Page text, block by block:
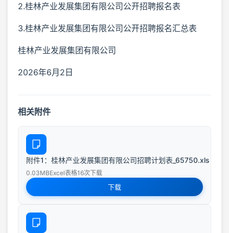
2.桂林产业发展集团有限公司公开招聘报名表
3.桂林产业发展集团有限公司公开招聘报名汇总表
桂林产业发展集团有限公司
2026年6月2日
相关附件
附件1：桂林产业发展集团有限公司招聘计划表_65750.xls
0.03MBExcel表格16次下载
下载